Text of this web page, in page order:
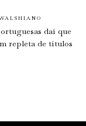
daí que
repleta de títulos